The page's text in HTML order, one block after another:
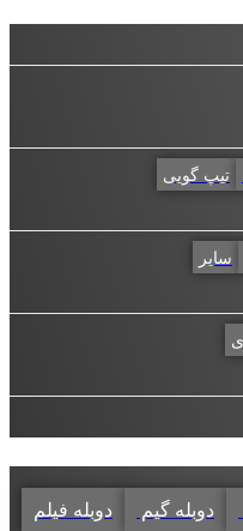
تیپ گویی
سایر
دوبله گیم
دوبله فیلم